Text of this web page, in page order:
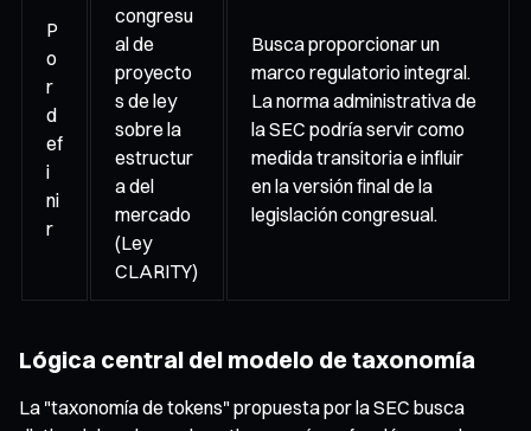
P
o
r
d
ef
i
ni
r
congresu
al de
proyecto
s de ley
sobre la
estructur
a del
mercado
(Ley
CLARITY)
Busca proporcionar un
marco regulatorio integral.
La norma administrativa de
la SEC podría servir como
medida transitoria e influir
en la versión final de la
legislación congresual.
Lógica central del modelo de taxonomía
La "taxonomía de tokens" propuesta por la SEC busca